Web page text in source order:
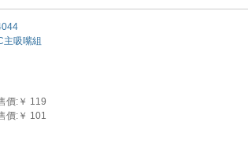
吸嘴組
價:￥ 119
價:￥ 101